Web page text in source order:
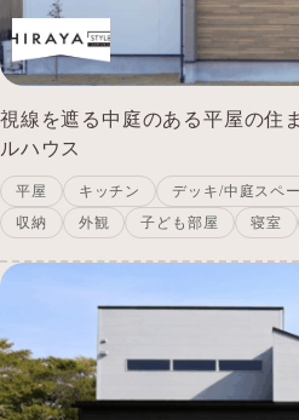
視線を遮る中庭のある平屋の住
ルハウス
平屋 キッチン デッキ/中庭スペ
収納
外観 子ども部屋 寝室